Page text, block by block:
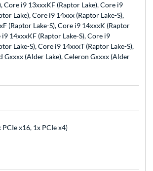
Core i9 13xxxKF (Raptor Lake), Core i9
Lake), Core i9 14xxx (Raptor Lake-S),
(Raptor Lake-S), Core i9 14xxxK (Raptor
i9 14xxxKF (Raptor Lake-S), Core i9
Lake-S), Core i9 14xxxT (Raptor Lake-S),
Gxxxx (Alder Lake), Celeron Gxxxx (Alder
PCIe x16, 1x PCIe x4)